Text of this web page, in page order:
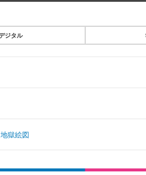
ジタル
獄絵図